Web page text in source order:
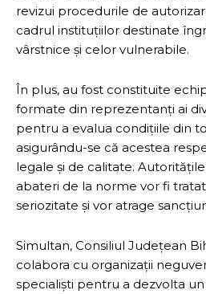
revizui procedurile de
cadrul instituțiilor destinate
vârstnice și celor vulnerabile.
În plus, au fost constituite
formate din reprezentanți ai
pentru a evalua condițiile din
asigurându-se că acestea
legale și de calitate.
abateri de la norme vor fi
seriozitate și vor atrage
Simultan, Consiliul Județean
colabora cu organizații
specialiști pentru a dezvolta